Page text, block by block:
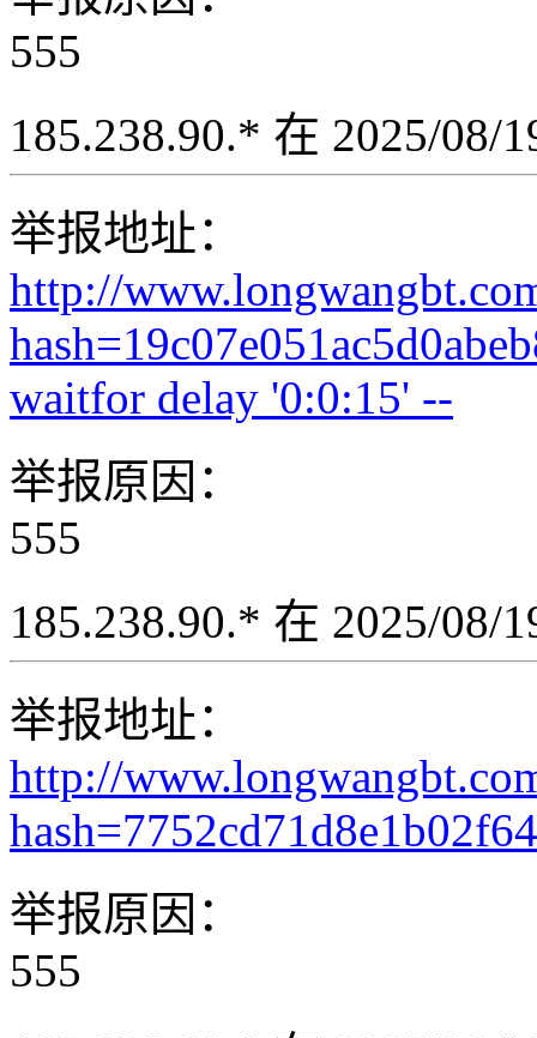
555
185.238.90.* 在 2025/08/
举报地址：
http://
waitfor delay '0:0:15' --
举报原因：
555
185.238.90.* 在 2025/08/
举报地址：
http://
举报原因：
555